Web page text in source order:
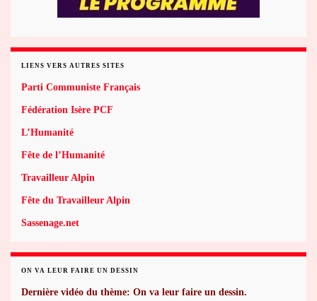
LIENS VERS AUTRES SITES
Parti Communiste Français
Fédération Isère PCF
L’Humanité
Fête de l’Humanité
Travailleur Alpin
Fête du Travailleur Alpin
Sassenage.net
ON VA LEUR FAIRE UN DESSIN
Dernière vidéo du thème: On va leur faire un dessin.